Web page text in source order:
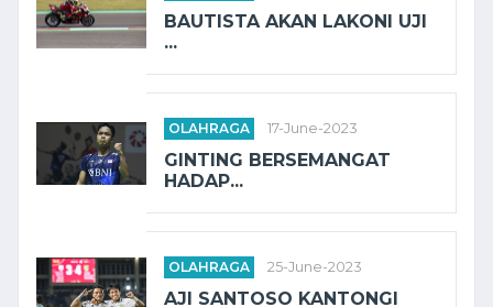
BAUTISTA AKAN LAKONI UJI
...
OLAHRAGA 17-June-2023
GINTING BERSEMANGAT
HADAP...
OLAHRAGA 25-June-2023
AJI SANTOSO KANTONGI